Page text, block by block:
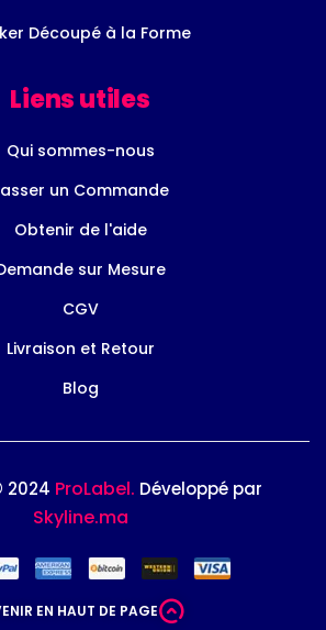
Découpé à la Forme
Liens utiles
Qui sommes-nous
un Commande
Obtenir de l'aide
sur Mesure
CGV
Livraison et Retour
Blog
2024 ProLabel. Développé par
Skyline.ma
EN HAUT DE PAGE